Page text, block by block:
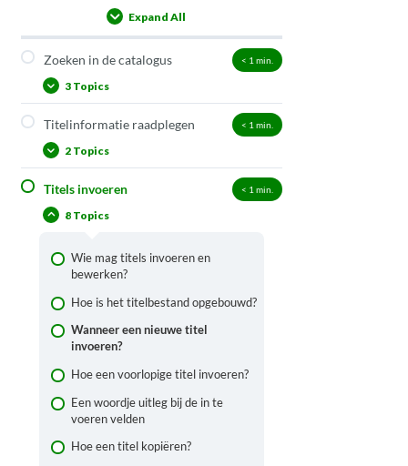
Expand All
Lessons
Zoeken in de catalogus < 1 min.
3 Topics
Zoeken in de catalogus
De resultatenlijst
Filteren in de catalogus
Titelinformatie raadplegen < 1 min.
2 Topics
Het titeldetailscherm
Het titelmuteerscherm
Titels invoeren < 1 min.
8 Topics
Wie mag titels invoeren en
bewerken?
Hoe is het titelbestand opgebouwd?
Wanneer een nieuwe titel
invoeren?
Hoe een voorlopige titel invoeren?
Een woordje uitleg bij de in te
voeren velden
Hoe een titel kopiëren?